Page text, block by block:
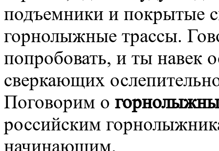
подъемники и покрытые
горнолыжные трассы.
попробовать, и ты навек
сверкающих
Поговорим о
российским
начинающим.